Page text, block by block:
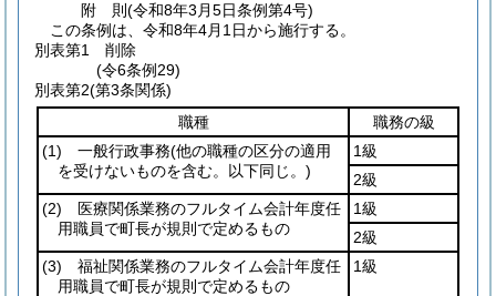
附 則(令和8年3月5日条例第4号)
この条例は、令和8年4月1日から施行する。
別表第1
削除
(令6条例29)
別表第2(第3条関係)
職種
職務の級
(1) 一般行政事務(他の職種の区分の適用
を受けないものを含む。以下同じ。)
1級
2級
(2) 医療関係業務のフルタイム会計年度任
用職員で町長が規則で定めるもの
1級
2級
(3) 福祉関係業務のフルタイム会計年度任
用職員で町長が規則で定めるもの
1級